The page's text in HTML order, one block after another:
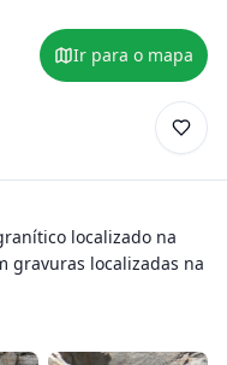
Ir para o mapa
localizado na
gravuras localizadas na